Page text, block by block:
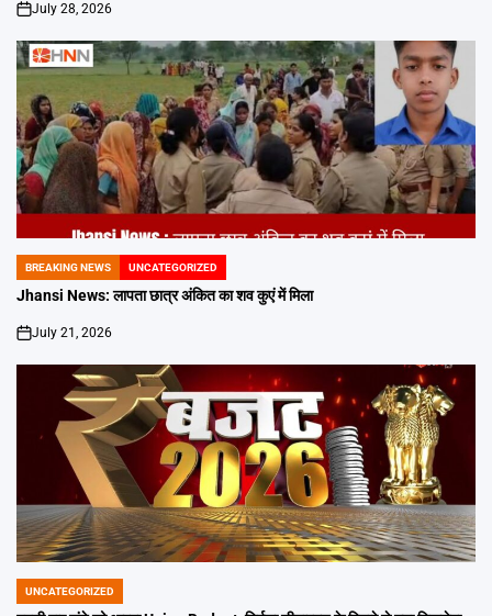
on
July 28, 2026
POSTED
IN
BREAKING NEWS UNCATEGORIZED
Jhansi News: लापता छात्र अंकित का शव कुएं में मिला
on
July 21, 2026
POSTED
UNCATEGORIZED